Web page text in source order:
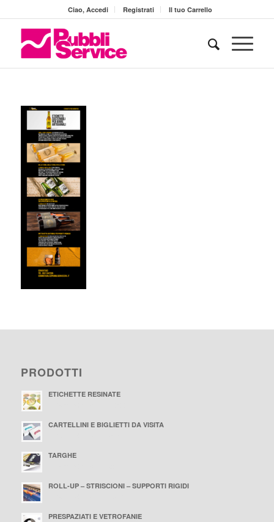
Ciao, Accedi Registrati Il tuo Carrello
PRODOTTI
ETICHETTE RESINATE
CARTELLINI E BIGLIETTI DA VISITA
TARGHE
ROLL-UP – STRISCIONI – SUPPORTI RIGIDI
PRESPAZIATI E VETROFANIE